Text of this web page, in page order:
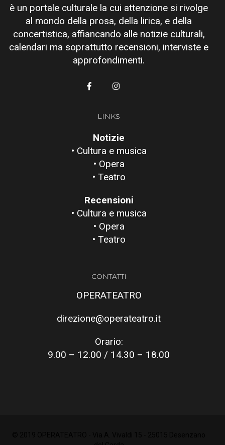
è un portale culturale la cui attenzione si rivolge
al mondo della prosa, della lirica, e della
concertistica, affiancando alle notizie culturali,
calendari ma soprattutto recensioni, interviste e
approfondimenti.
LINKS
Notizie
• Cultura e musica
• Opera
• Teatro
Recensioni
• Cultura e musica
• Opera
• Teatro
CONTATTI
OPERATEATRO
direzione@operateatro.it
Orario:
9.00 – 12.00 / 14.30 – 18.00